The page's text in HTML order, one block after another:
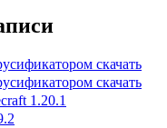
скачать
скачать
1.20.1